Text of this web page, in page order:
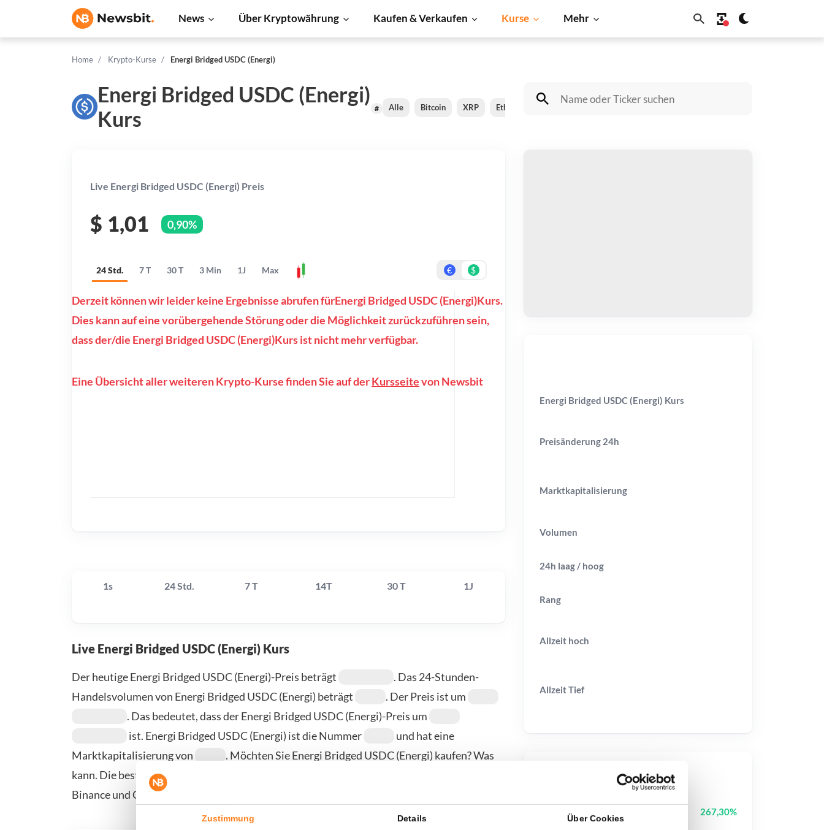
Zustimmung Details Über Cookies
News Über Kryptowährung Kaufen & Verkaufen Kurse Mehr
Home Krypto-Kurse Energi Bridged USDC (Energi)
Energi Bridged USDC (Energi)
Kurs
# Alle Bitcoin XRP Ethereum Cardano
Live Energi Bridged USDC (Energi) Preis
$ 1,01 0,90%
24 Std. 7 T 30 T 3 Min 1J Max € $
Derzeit können wir leider keine Ergebnisse abrufen fürEnergi Bridged USDC (Energi)Kurs.
Dies kann auf eine vorübergehende Störung oder die Möglichkeit zurückzuführen sein,
dass der/die Energi Bridged USDC (Energi)Kurs ist nicht mehr verfügbar.
Eine Übersicht aller weiteren Krypto-Kurse finden Sie auf derKursseitevon Newsbit
1s 24 Std. 7 T 14T 30 T 1J
Live Energi Bridged USDC (Energi) Kurs
Der heutige Energi Bridged USDC (Energi)-Preis beträgt
. Das 24-Stunden-
Handelsvolumen von Energi Bridged USDC (Energi) beträgt
. Der Preis ist um
. Das bedeutet, dass der Energi Bridged USDC (Energi)-Preis um
ist. Energi Bridged USDC (Energi) ist die Nummer
und hat eine
Marktkapitalisierung von
. Möchten Sie Energi Bridged USDC (Energi) kaufen? Was
kann. Die besten Orte, um Energi Bridged USDC (Energi) zu kaufen, sind: Bitvavo, KuCoin,
Binance und Coinbase. Weitere Anbieter finden Sie auf unserer Kauf-/Verkaufsseite.
Energi Bridged USDC (Energi) Kurs
Preisänderung 24h
Marktkapitalisierung
Volumen
24h laag / hoog
Rang
Allzeit hoch
AllzeitTief
Tutorial 267,30%